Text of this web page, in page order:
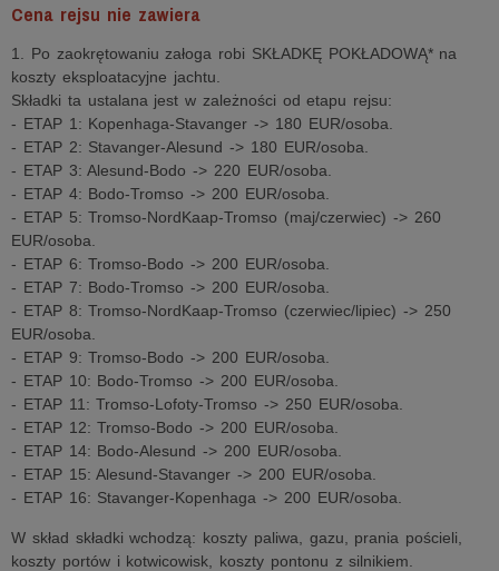
Cena rejsu nie zawiera
1. Po zaokrętowaniu załoga robi SKŁADKĘ POKŁADOWĄ* na
koszty eksploatacyjne jachtu.
Składki ta ustalana jest w zależności od etapu rejsu:
- ETAP 1: Kopenhaga-Stavanger -> 180 EUR/osoba.
- ETAP 2: Stavanger-Alesund -> 180 EUR/osoba.
- ETAP 3: Alesund-Bodo -> 220 EUR/osoba.
- ETAP 4: Bodo-Tromso -> 200 EUR/osoba.
- ETAP 5: Tromso-NordKaap-Tromso (maj/czerwiec) -> 260
EUR/osoba.
- ETAP 6: Tromso-Bodo -> 200 EUR/osoba.
- ETAP 7: Bodo-Tromso -> 200 EUR/osoba.
- ETAP 8: Tromso-NordKaap-Tromso (czerwiec/lipiec) -> 250
EUR/osoba.
- ETAP 9: Tromso-Bodo -> 200 EUR/osoba.
- ETAP 10: Bodo-Tromso -> 200 EUR/osoba.
- ETAP 11: Tromso-Lofoty-Tromso -> 250 EUR/osoba.
- ETAP 12: Tromso-Bodo -> 200 EUR/osoba.
- ETAP 14: Bodo-Alesund -> 200 EUR/osoba.
- ETAP 15: Alesund-Stavanger -> 200 EUR/osoba.
- ETAP 16: Stavanger-Kopenhaga -> 200 EUR/osoba.
W skład składki wchodzą: koszty paliwa, gazu, prania pościeli,
koszty portów i kotwicowisk, koszty pontonu z silnikiem.